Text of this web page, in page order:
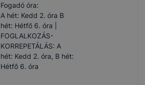
Fogadó óra:
A hét: Kedd 2. óra B
hét: Hétfő 6. óra |
FOGLALKOZÁS-
KORREPETÁLÁS: A
hét: Kedd 2. óra, B hét:
Hétfő 6. óra